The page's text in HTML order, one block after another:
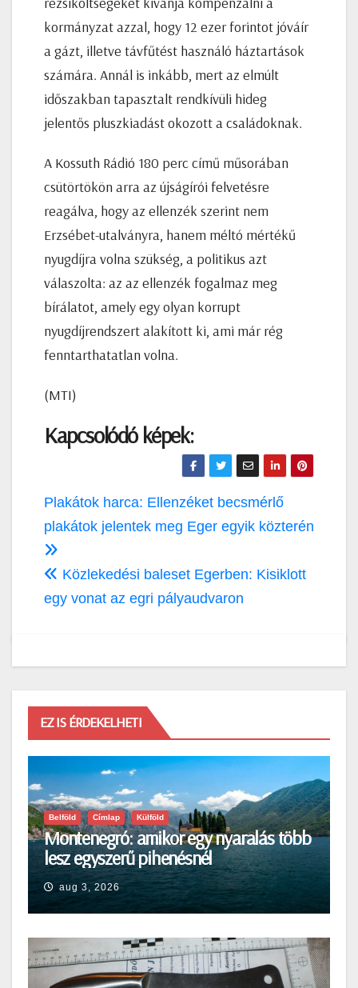
kormányzat azzal, hogy 12 ezer forintot jóváír
a gázt, illetve távfűtést használó háztartások
számára. Annál is inkább, mert az elmúlt
időszakban tapasztalt rendkívüli hideg
jelentős pluszkiadást okozott a családoknak.
A Kossuth Rádió 180 perc című műsorában
csütörtökön arra az újságírói felvetésre
reagálva, hogy az ellenzék szerint nem
Erzsébet-utalványra, hanem méltó mértékű
nyugdíjra volna szükség, a politikus azt
válaszolta: az az ellenzék fogalmaz meg
bírálatot, amely egy olyan korrupt
nyugdíjrendszert alakított ki, ami már rég
fenntarthatatlan volna.
(MTI)
Kapcsolódó képek:
Bejegyzés
navigáció
Plakátok harca: Ellenzéket becsmérlő
plakátok jelentek meg Eger egyik közterén
Közlekedési baleset Egerben: Kisiklott
egy vonat az egri pályaudvaron
EZ IS ÉRDEKELHETI
Belföld Címlap Külföld
Montenegró: amikor egy nyaralás több
lesz egyszerű pihenésnél
aug 3, 2026